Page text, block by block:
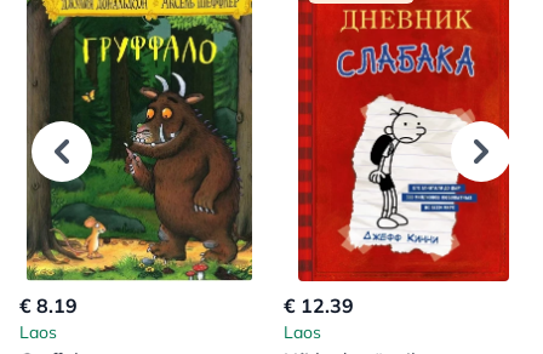
€ 8.19
Laos
€ 12.39
Laos